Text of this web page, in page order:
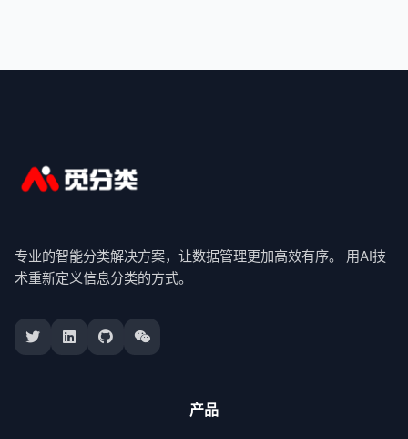
专业的智能分类解决方案，让数据管理更加高效有序。 用AI技
术重新定义信息分类的方式。
产品